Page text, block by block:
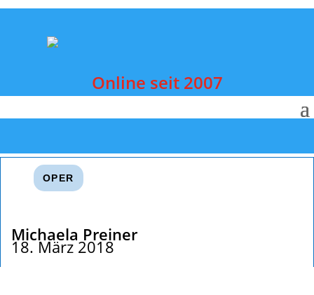
Online seit 2007
OPER
Michaela Preiner
18. März 2018